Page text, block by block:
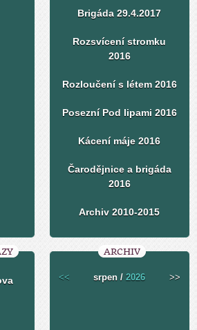
Brigáda 29.4.2017
Rozsvícení stromku
2016
Rozloučení s létem 2016
Posezní Pod lipami 2016
Kácení máje 2016
Čarodějnice a brigáda
2016
Archiv 2010-2015
ARCHIV
<< srpen /2026 >>